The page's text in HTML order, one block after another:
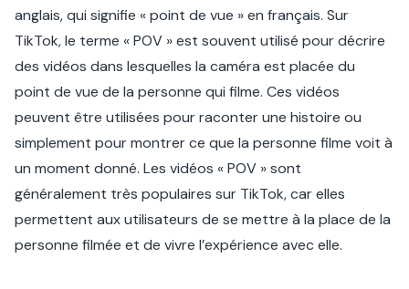
anglais, qui signifie « point de vue » en français. Sur
TikTok, le terme « POV » est souvent utilisé pour décrire
des vidéos dans lesquelles la caméra est placée du
point de vue de la personne qui filme. Ces vidéos
peuvent être utilisées pour raconter une histoire ou
simplement pour montrer ce que la personne filme voit à
un moment donné. Les vidéos « POV » sont
généralement très populaires sur TikTok, car elles
permettent aux utilisateurs de se mettre à la place de la
personne filmée et de vivre l’expérience avec elle.